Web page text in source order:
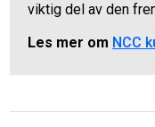
viktig del av den
Les mer om NCC